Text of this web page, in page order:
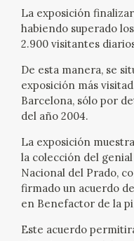
ACTUALIDAD
BLOG CUADERNO ITALIANO
BIOGRAFÍA
CRONOLOGÍA
La exposición
habiendo superado
2.900 visitantes
De esta manera, se
exposición más
Barcelona, sólo por
del año 2004.
La exposición
la colección del
Nacional del Prado,
firmado un acuerdo
en Benefactor de la
Este acuerdo